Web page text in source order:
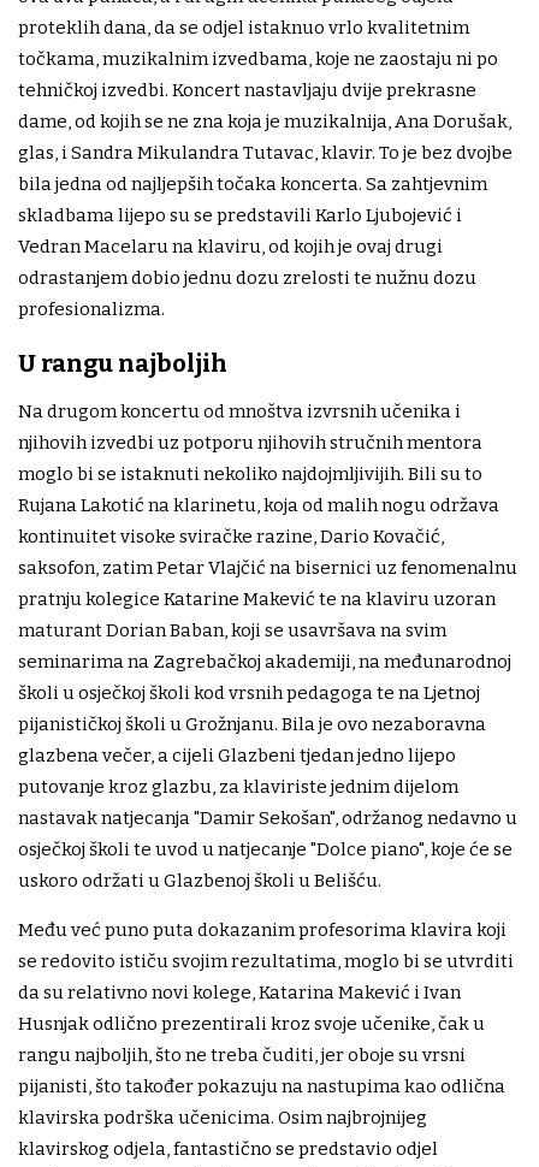
proteklih dana, da se odjel istaknuo vrlo kvalitetnim
točkama, muzikalnim izvedbama, koje ne zaostaju ni po
tehničkoj izvedbi. Koncert nastavljaju dvije prekrasne
dame, od kojih se ne zna koja je muzikalnija, Ana Dorušak,
glas, i Sandra Mikulandra Tutavac, klavir. To je bez dvojbe
bila jedna od najljepših točaka koncerta. Sa zahtjevnim
skladbama lijepo su se predstavili Karlo Ljubojević i
Vedran Macelaru na klaviru, od kojih je ovaj drugi
odrastanjem dobio jednu dozu zrelosti te nužnu dozu
profesionalizma.
U rangu najboljih
Na drugom koncertu od mnoštva izvrsnih učenika i
njihovih izvedbi uz potporu njihovih stručnih mentora
moglo bi se istaknuti nekoliko najdojmljivijih. Bili su to
Rujana Lakotić na klarinetu, koja od malih nogu održava
kontinuitet visoke sviračke razine, Dario Kovačić,
saksofon, zatim Petar Vlajčić na bisernici uz fenomenalnu
pratnju kolegice Katarine Makević te na klaviru uzoran
maturant Dorian Baban, koji se usavršava na svim
seminarima na Zagrebačkoj akademiji, na međunarodnoj
školi u osječkoj školi kod vrsnih pedagoga te na Ljetnoj
pijanističkoj školi u Grožnjanu. Bila je ovo nezaboravna
glazbena večer, a cijeli Glazbeni tjedan jedno lijepo
putovanje kroz glazbu, za klaviriste jednim dijelom
nastavak natjecanja "Damir Sekošan", održanog nedavno u
osječkoj školi te uvod u natjecanje "Dolce piano", koje će se
uskoro održati u Glazbenoj školi u Belišću.
Među već puno puta dokazanim profesorima klavira koji
se redovito ističu svojim rezultatima, moglo bi se utvrditi
da su relativno novi kolege, Katarina Makević i Ivan
Husnjak odlično prezentirali kroz svoje učenike, čak u
rangu najboljih, što ne treba čuditi, jer oboje su vrsni
pijanisti, što također pokazuju na nastupima kao odlična
klavirska podrška učenicima. Osim najbrojnijeg
klavirskog odjela, fantastično se predstavio odjel